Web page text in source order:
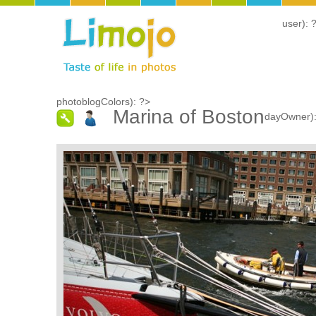
user):
photoblogColors): ?>
Marina of Boston